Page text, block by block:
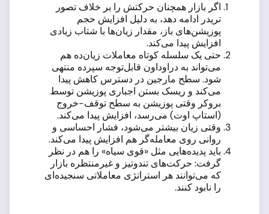
اگر بازار همچنان حرکتش را بر خلاف تصور
تریدر ادامه دهد، به دلیل افزایش حجم
پوزیشن‌های باز، مقدار زیان‌ها با شتاب زیادی
افزایش پیدا می‌کند.
حتی یک سلسله کوتاه معاملات زیان‌ده هم
می‌تواند به دراوداون قابل‌توجه سپرده منتهی
شود. سطح مارجین در دسترس کاهش پیدا
می‌کند و ریسک بستن اجباری پوزیشن توسط
بروکر وقتی پوزیشن به سطح توقف-خروج
(استاپ اوت) می‌رسد، افزایش پیدا می‌کند.
وقتی زیان بیشتر می‌شود، فشار احساسی و
روانی روی معامله‌گر هم افزایش پیدا می‌کند.
باید پدیده‌هایی مثل «قوی سیاه» را هم در نظر
گرفت: حرکت‌های تندوتیز و غیرمنتظره بازار
که می‌توانند هر استراتژی معاملاتی سنجیده‌ای
را نابود کنند.